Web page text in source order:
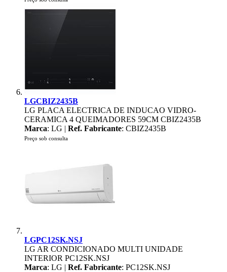
LGCBIZ2435B
LG PLACA ELECTRICA DE INDUCAO VIDRO-
CERAMICA 4 QUEIMADORES 59CM CBIZ2435B
Marca: LG | Ref. Fabricante: CBIZ2435B
Preço sob consulta
LGPC12SK.NSJ
LG AR CONDICIONADO MULTI UNIDADE
INTERIOR PC12SK.NSJ
Marca: LG | Ref. Fabricante: PC12SK.NSJ